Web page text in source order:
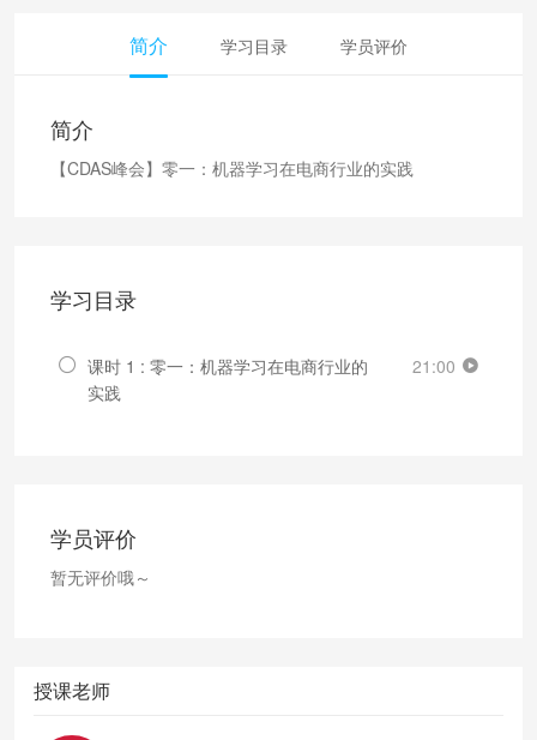
简介 学习目录 学员评价
简介
【CDAS峰会】零一：机器学习在电商行业的实践
学习目录
课时 1 : 零一：机器学习在电商行业的
实践
21:00
学员评价
暂无评价哦～
授课老师